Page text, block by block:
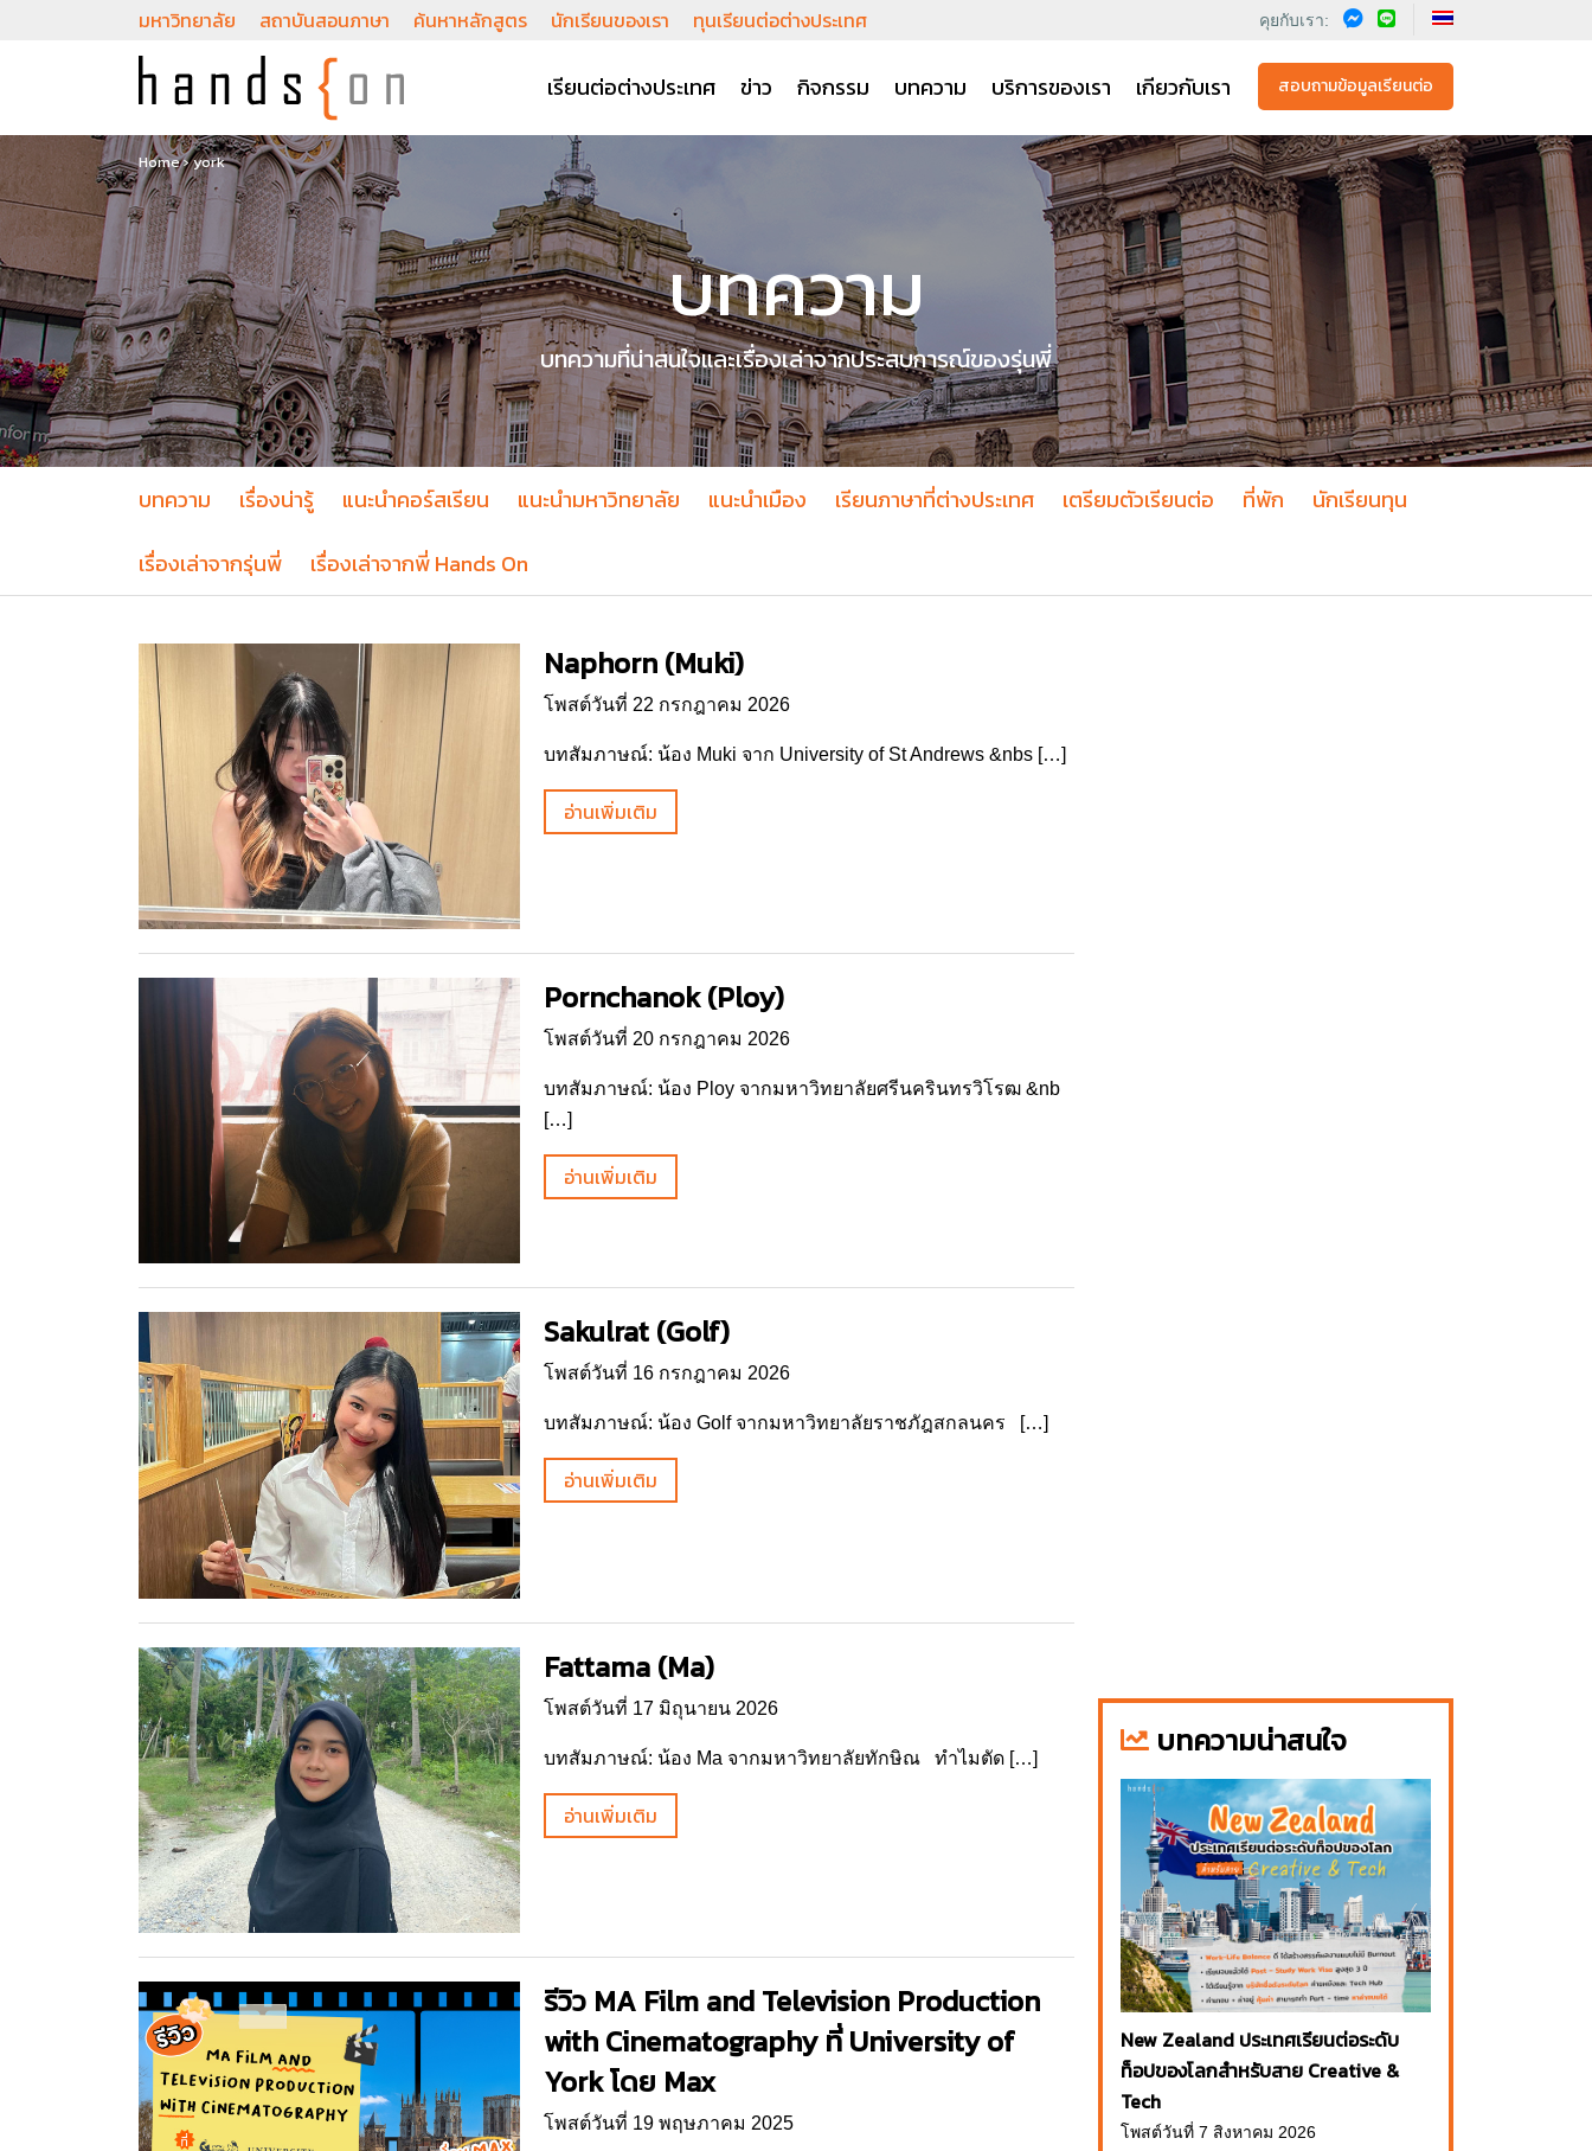
มหาวิทยาลัย สถาบันสอนภาษา ค้นหาหลักสูตร นักเรียนของเรา ทุนเรียนต่อต่างประเทศ คุยกับเรา:
เรียนต่อต่างประเทศ ข่าว กิจกรรม บทความ บริการของเรา เกียวกับเรา สอบถามข้อมูลเรียนต่อ
Home›york
บทความ
บทความที่น่าสนใจและเรื่องเล่าจากประสบการณ์ของรุ่นพี่
บทความ เรื่องน่ารู้ แนะนำคอร์สเรียน แนะนำมหาวิทยาลัย แนะนำเมือง เรียนภาษาที่ต่างประเทศ เตรียมตัวเรียนต่อ ที่พัก
นักเรียนทุน
เรื่องเล่าจากรุ่นพี่
เรื่องเล่าจากพี่ Hands On
Naphorn (Muki)
โพสต์วันที่ 22 กรกฎาคม 2026
บทสัมภาษณ์: น้อง Muki จาก University of St Andrews &nbs […]
อ่านเพิ่มเติม
Pornchanok (Ploy)
โพสต์วันที่ 20 กรกฎาคม 2026
บทสัมภาษณ์: น้อง Ploy จากมหาวิทยาลัยศรีนครินทรวิโรฒ &nb
[…]
อ่านเพิ่มเติม
Sakulrat (Golf)
โพสต์วันที่ 16 กรกฎาคม 2026
บทสัมภาษณ์: น้อง Golf จากมหาวิทยาลัยราชภัฎสกลนคร […]
อ่านเพิ่มเติม
Fattama (Ma)
โพสต์วันที่ 17 มิถุนายน 2026
บทสัมภาษณ์: น้อง Ma จากมหาวิทยาลัยทักษิณ ทำไมตัด […]
อ่านเพิ่มเติม
รีวิว MA Film and Television Production
with Cinematography ที่ University of
York โดย Max
โพสต์วันที่ 19 พฤษภาคม 2025
บทความน่าสนใจ
New Zealand ประเทศเรียนต่อระดับ
ท็อปของโลกสำหรับสาย Creative &
Tech
โพสต์วันที่ 7 สิงหาคม 2026